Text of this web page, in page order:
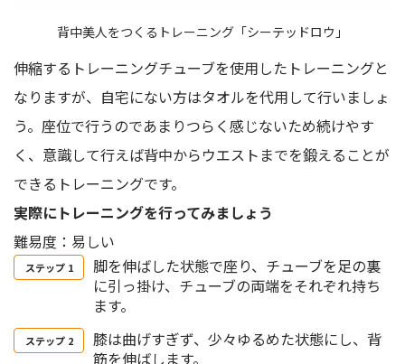
背中美人をつくるトレーニング「シーテッドロウ」
伸縮するトレーニングチューブを使用したトレーニングと
なりますが、自宅にない方はタオルを代用して行いましょ
う。座位で行うのであまりつらく感じないため続けやす
く、意識して行えば背中からウエストまでを鍛えることが
できるトレーニングです。
実際にトレーニングを行ってみましょう
難易度：易しい
脚を伸ばした状態で座り、チューブを足の裏
に引っ掛け、チューブの両端をそれぞれ持ち
ます。
膝は曲げすぎず、少々ゆるめた状態にし、背
筋を伸ばします。